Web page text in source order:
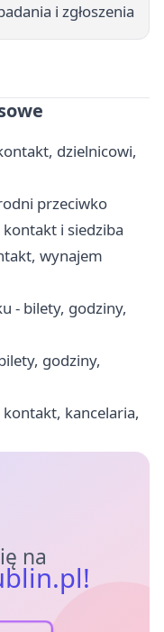
i zgłoszenia
dzielnicowi,
przeciwko
i siedziba
wynajem
- bilety, godziny,
godziny,
kancelaria,
na